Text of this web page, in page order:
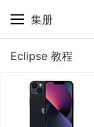
集册
Eclipse 教程
iPhone